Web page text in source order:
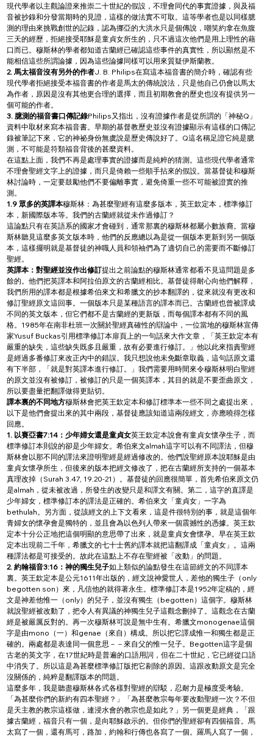
現代學者以主觀論證來推崇二十世紀的假設，不理會同代的事實證據，與及福
音被抄錄和分發當期時的見證，這樣的做法實不可取。這等學者也是以同樣臆
測的理由來挑戰創世的記錄，認為挪亞的大洪水只是個傳說，嘲笑約拿在魚腹
三天的經歷，拒絕接受耶穌是童貞女所生的，只不過這次他們是用上理性的藉
口而已。穆斯林的學者都知道古蘭經已確認這些事件的真實性，所以顯然是不
能相信這些所謂論據，因為這些論據同樣可以用來質疑伊斯蘭教。
2. 馬太福音沒有另外的作者J. B. Philips在寫這本福音書的簡介時，確認有些
現代學者拒絕接受本福音書的作者是馬太的傳統說法，只是他自己仍會以馬太
為作者，原因是沒有其他更合理的選擇，而且初期教會的歷史也沒有提供另一
個可能的作者。
3. 臆測的福音書口傳記錄Philips又指出，沒有證據作者是從所謂的「神秘Q」
資料中取材來寫本福音書。早期的基督教歷史並沒有證據顯示有這樣的口傳記
錄被筆記下來，它的神祕身份無虞說是歷史傳說好了。Q這名稱足證它純是臆
測，不可能是符類福音背後的甚麼資料。
在這點上面，我們不再是處理事實的證據而是純粹的猜測。這些現代學者通常
不理會聖經文字上的證據，而只是倚賴一些順手拈來的假設。當基督徒和穆斯
林討論時，一定要鼓勵他們不要偏離事實，避免倚重一些不可能被證實的推
測。
1.9 眾多的英譯本穆斯林：為甚麼聖經有這麼多版本，英王欽定本，標準修訂
本，新國際版本等。我們的古蘭經就從未作過修訂？
這論點只有在英語系的國家才會碰到，通常那裏的穆斯林都屬小數族裔。當穆
斯林聽見這麼多英文版本時，他們的反應總以為是從一個版本更新到另一個版
本，這樣擺明就是基督徒的神職人員和領袖們為了適切自己的需要而不斷修訂
聖經。
英譯本：對聖經並沒作出修訂提出之前論點的穆斯林通常都看不見這問題是多
餘的。他們把英譯本和阿拉伯原文的古蘭經相比。基督徒得耐心向他們解釋，
我們所用的譯本都是根據希伯來文和希臘文的抄本翻譯的，從來就沒有更改和
修訂聖經原文這回事。一個版本只是某種語言的譯本而已。古蘭經也曾被譯成
不同的英文版本，但它們都不是古蘭經的更新版，而每個譯本都有不同的風
格。1985年在南非杜班一次關於聖經真確性的辯論中，一位當地的穆斯林宣傳
家Yusuf Buckas引用標準修訂本扉頁上的一句話來大作文章，「英王欽定本有
嚴重的缺失，這些缺失既多且嚴重，故有必要進行修訂。」他以此來指責聖經
是經過多番修訂來改正內中的錯誤。我只想說他未免斷章取義，這句話原文還
有下半部，「就是對英譯本進行修訂。」我們需要用時間來令穆斯林明白聖經
的原文並沒有被修訂，被修訂的只是一個英譯本，其目的就是不要歪曲原文，
所以要盡量把翻譯做得更貼切。
譯本裏的不同地方穆斯林會把英王欽定本和修訂標準本一些不同之處提出來，
以下是他們會提出來的其中兩段，基督徒應該知道這兩段經文，亦應曉得怎樣
回應。
1. 以賽亞書7:14：少年婦女還是童貞女英王欽定本說會有童貞女懷孕生子，而
標準修訂本則說的卻是少年婦女。希伯來文almah這字可以有不同譯法，但穆
斯林會以那不同的譯法來證明聖經是經過修改的。他們說聖經原本說耶穌是由
童貞女懷孕所生，但後來的版本把經文修改了，把在古蘭經所支持的一個基本
真理改掉（Surah 3.47, 19.20-21）。基督徒的回應很簡單，首先希伯來原文仍
是almah，從未被改過，所發生的改變只是和譯文有關。第二，這字的直譯是
少年婦女，標準修訂本的譯法是正確的。希伯來文「童貞女」一字為
bethulah。另方面，從該經文的上下文看來，這是件很特別的事，就是這個年
青婦女的懷孕會是獨特的，並且會為以色列人帶來一個震撼性的憑據。英王欽
定本十分公正地把這個明顯的意思帶了出來，就是童貞女會懷孕。早在英王欽
定本出現前二千年，希臘文的七十士舊約譯本就把這翻譯成「童貞女」。這兩
種譯法都是可接受的。故此在這點上不存在聖經被「改動」的問題。
2. 約翰福音3:16：神的獨生兒子如上類似的論點發生在這節經文的不同譯本
裏。英王欽定本是公元1611年出版的，經文說神愛世人，差他的獨生子（only
begotten son）來，凡信他的就得著永生。標準修訂本是1952年定稿的，經
文是神差他惟一（only）的兒子，並沒有獨生（begotten）這個字。穆斯林
就說聖經被改動了，把令人有異議的神獨生兒子這觀念刪掉了。這觀念在古蘭
經是被嚴厲反對的。再一次穆斯林可說是無中生有。希臘文monogenae這個
字是由mono（一）和genae（來自）構成。所以把它譯成惟一和獨生都是正
確的。兩處都是表達同一個意思－－來自父的惟一兒子。Begotten這字是個
古老的英文字，在17世紀時是普遍的口語用詞，但在二十世紀，它已經從口語
中消失了。所以這是為甚麼標準修訂版把它剔除的原因。這跟改動原文是完全
沒關係的，純粹是翻譯版本的問題。
這麼多年，我是聽盡穆斯林各式各樣對聖經的辯駁，忍耐力是極度受考驗。
「為甚麼你們的新約有四本聖經？」「為甚麼教宗每年要改動聖經一次？不但
是天主教的教宗這樣做，連浸水會的教宗也是如此？」另一個更是經典，「跟
據古蘭經，福音只有一個，是向耶穌啟示的。但你們的聖經卻有四個福音。馬
太寫了一個，還有馬可，路加，約翰和行傳也各寫了一個。羅馬人寫了一個，